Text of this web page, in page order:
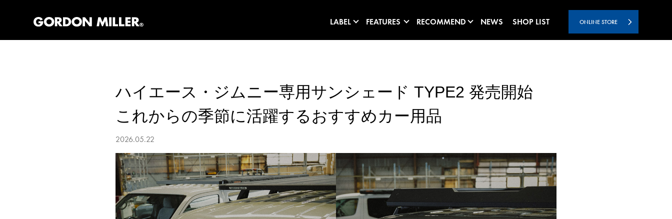
LABEL FEATURES RECOMMEND NEWS SHOP LIST ONLINE STORE
ハイエース・ジムニー専用サンシェード TYPE2 発売開始
これからの季節に活躍するおすすめカー用品
2026.05.22